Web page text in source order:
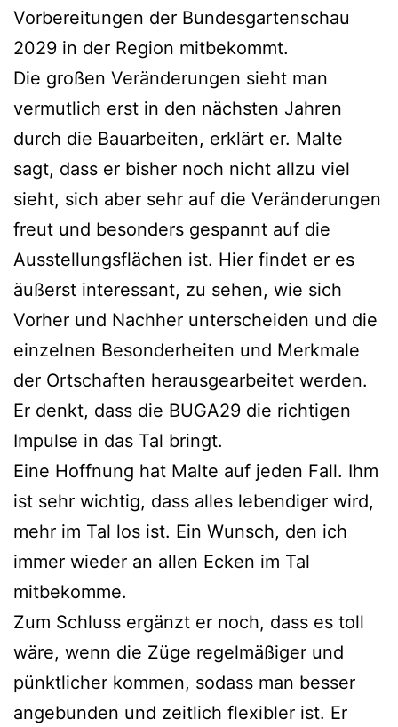
Vorbereitungen der Bundesgartenschau
2029 in der Region mitbekommt.
Die großen Veränderungen sieht man
vermutlich erst in den nächsten Jahren
durch die Bauarbeiten, erklärt er. Malte
sagt, dass er bisher noch nicht allzu viel
sieht, sich aber sehr auf die Veränderungen
freut und besonders gespannt auf die
Ausstellungsflächen ist. Hier findet er es
äußerst interessant, zu sehen, wie sich
Vorher und Nachher unterscheiden und die
einzelnen Besonderheiten und Merkmale
der Ortschaften herausgearbeitet werden.
Er denkt, dass die BUGA29 die richtigen
Impulse in das Tal bringt.
Eine Hoffnung hat Malte auf jeden Fall. Ihm
ist sehr wichtig, dass alles lebendiger wird,
mehr im Tal los ist. Ein Wunsch, den ich
immer wieder an allen Ecken im Tal
mitbekomme.
Zum Schluss ergänzt er noch, dass es toll
wäre, wenn die Züge regelmäßiger und
pünktlicher kommen, sodass man besser
angebunden und zeitlich flexibler ist. Er